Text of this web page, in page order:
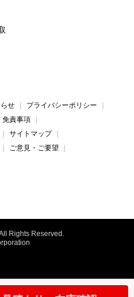
せ
プライバシーポリシー
免責事項
サイトマップ
ご意見・ご要望
Rights Reserved.